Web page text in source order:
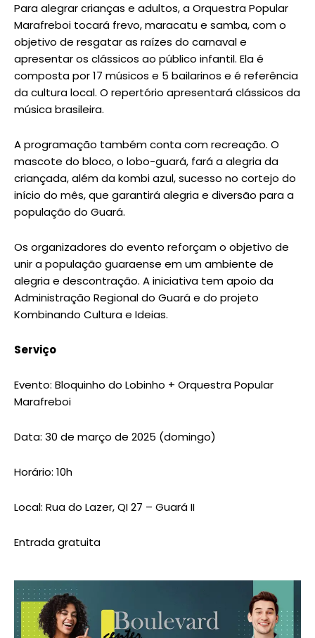
Para alegrar crianças e adultos, a Orquestra Popular
Marafreboi tocará frevo, maracatu e samba, com o
objetivo de resgatar as raízes do carnaval e
apresentar os clássicos ao público infantil. Ela é
composta por 17 músicos e 5 bailarinos e é referência
da cultura local. O repertório apresentará clássicos da
música brasileira.
A programação também conta com recreação. O
mascote do bloco, o lobo-guará, fará a alegria da
criançada, além da kombi azul, sucesso no cortejo do
início do mês, que garantirá alegria e diversão para a
população do Guará.
Os organizadores do evento reforçam o objetivo de
unir a população guaraense em um ambiente de
alegria e descontração. A iniciativa tem apoio da
Administração Regional do Guará e do projeto
Kombinando Cultura e Ideias.
Serviço
Evento: Bloquinho do Lobinho + Orquestra Popular
Marafreboi
Data: 30 de março de 2025 (domingo)
Horário: 10h
Local: Rua do Lazer, QI 27 – Guará II
Entrada gratuita